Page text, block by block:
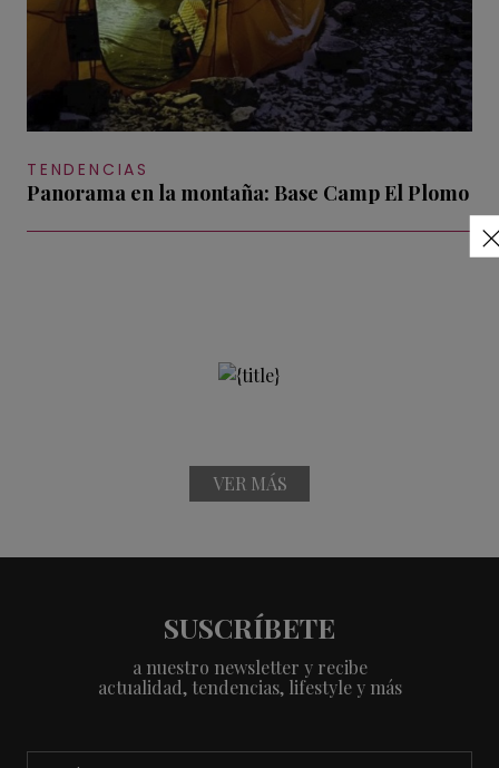
TENDENCIAS
Panorama en la montaña: Base Camp El Plomo
VER MÁS
SUSCRÍBETE
a nuestro newsletter y recibe
actualidad, tendencias, lifestyle y más